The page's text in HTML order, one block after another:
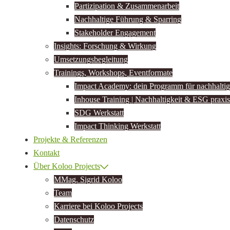
Partizipation & Zusammenarbeit
Nachhaltige Führung & Sparring
Stakeholder Engagement
Insights: Forschung & Wirkung
Umsetzungsbegleitung
Trainings, Workshops, Eventformate
Impact Academy: dein Programm für
Inhouse Training | Nachhaltigkeit & ESG
SDG Werkstatt
Impact Thinking Werkstatt
Projekte & Referenzen
Kontakt
Über Koloo Projects
MMag. Sigrid Koloo
Team
Karriere bei Koloo Projects
Datenschutz